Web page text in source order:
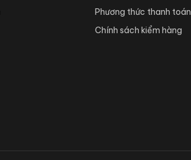
Phương thức thanh toán
Chính sách kiểm hàng